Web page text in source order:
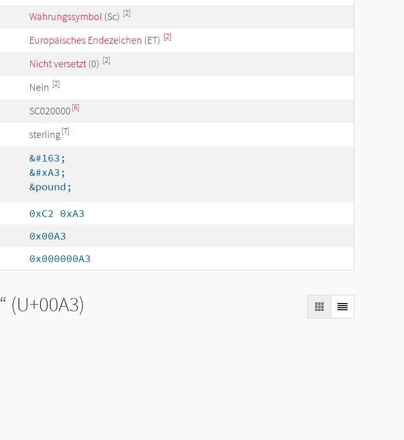
Währungssymbol (Sc) [2]
Europäisches Endezeichen (ET) [2]
Nicht versetzt (0) [2]
Nein [2]
SC020000 [6]
sterling[7]
&#163;
&#xA3;
&pound;
0xC2 0xA3
0x00A3
0x000000A3
“ (U+00A3)